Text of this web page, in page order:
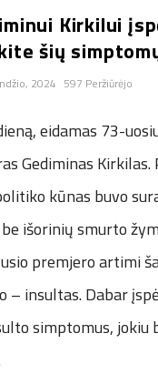
Kirkilui
šių
2024 597 Peržiūrėjo
eidamas 73-
Gediminas Kirkilas.
kūnas buvo
išorinių smurto
premjero artimi
– insultas. Dabar
simptomus, jokiu